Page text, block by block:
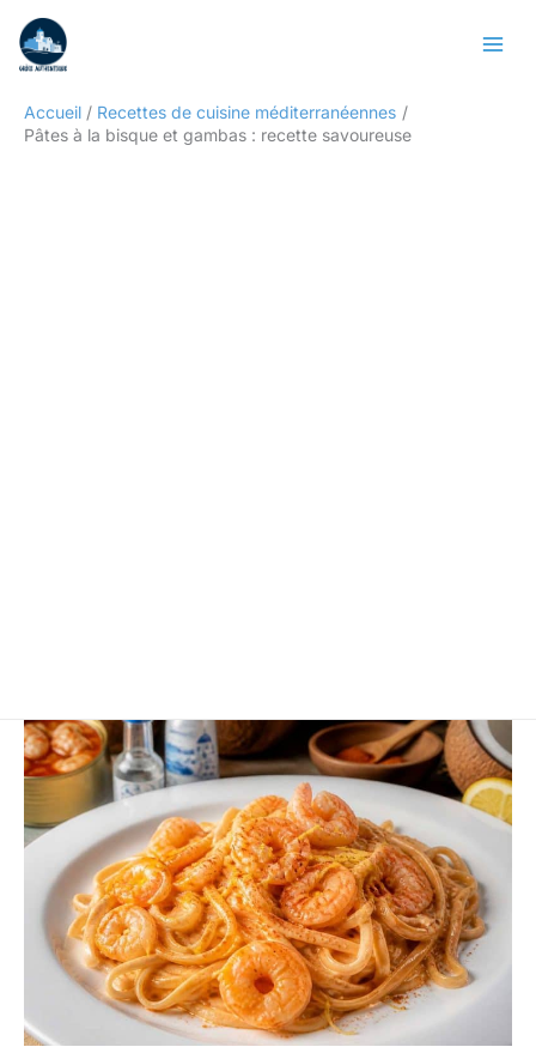
contenu
Accueil
Recettes de cuisine méditerranéennes
Pâtes à la bisque et gambas : recette savoureuse
Rechercher